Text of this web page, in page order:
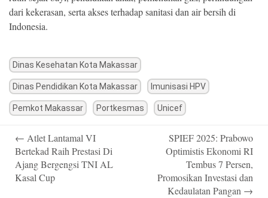
dari kekerasan, serta akses terhadap sanitasi dan air bersih di
Indonesia.
Dinas Kesehatan Kota Makassar
Dinas Pendidikan Kota Makassar Imunisasi HPV
Pemkot Makassar Portkesmas Unicef
navigation
← Atlet Lantamal VI
Bertekad Raih Prestasi Di
Ajang Bergengsi TNI AL
Kasal Cup
SPIEF 2025: Prabowo
Optimistis Ekonomi RI
Tembus 7 Persen,
Promosikan Investasi dan
Kedaulatan Pangan →